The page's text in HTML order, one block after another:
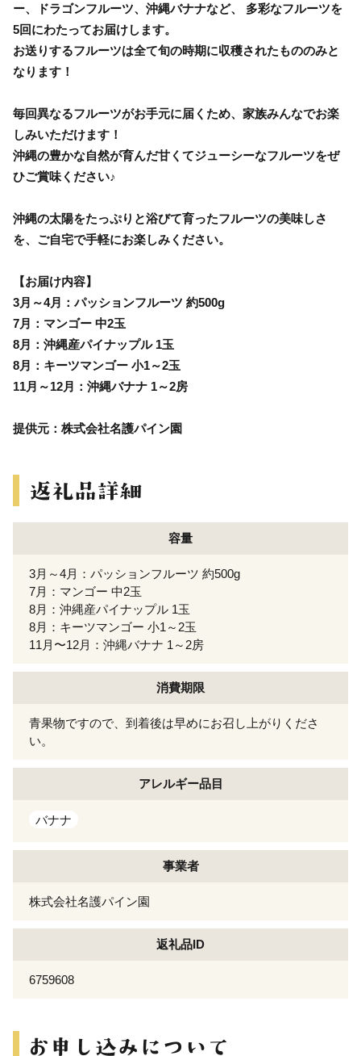
ー、ドラゴンフルーツ、沖縄バナナなど、 多彩なフルーツを
5回にわたってお届けします。
お送りするフルーツは全て旬の時期に収穫されたもののみと
なります！
毎回異なるフルーツがお手元に届くため、家族みんなでお楽
しみいただけます！
沖縄の豊かな自然が育んだ甘くてジューシーなフルーツをぜ
ひご賞味ください♪
沖縄の太陽をたっぷりと浴びて育ったフルーツの美味しさ
を、ご自宅で手軽にお楽しみください。
【お届け内容】
3月～4月：パッションフルーツ 約500g
7月：マンゴー 中2玉
8月：沖縄産パイナップル 1玉
8月：キーツマンゴー 小1～2玉
11月～12月：沖縄バナナ 1～2房
提供元：株式会社名護パイン園
容量
3月～4月：パッションフルーツ 約500g
7月：マンゴー 中2玉
8月：沖縄産パイナップル 1玉
8月：キーツマンゴー 小1～2玉
11月〜12月：沖縄バナナ 1～2房
消費期限
青果物ですので、到着後は早めにお召し上がりくださ
い。
アレルギー品目
バナナ
事業者
株式会社名護パイン園
返礼品ID
6759608